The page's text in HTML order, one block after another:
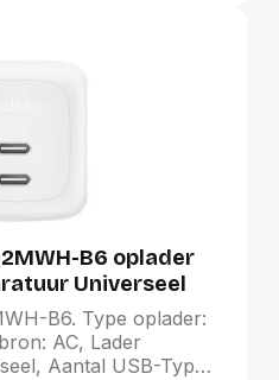
B6 oplader
Universeel
Binnen
B6. Type oplader:
AC, Lader
Aantal USB-Type-